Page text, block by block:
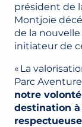
président de
Montjoie
de la
initiateur de
« La
Parc
notre
destination